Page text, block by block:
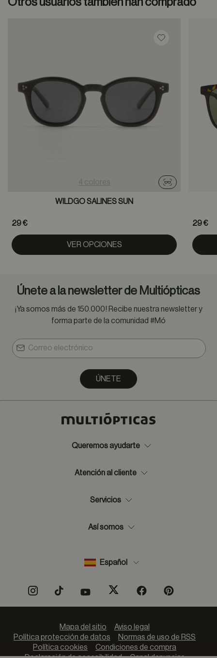
Guardar en
4 colores
Probador
WILDGO SALINES SUN
29 €
VER OPCIONES
29 €
Únete a la newsletter de Multiópticas
¡Ya somos más de 150.000! Recibe nuestra newsletter y
forma parte de la comunidad #Mó
ÚNETE
Queremos ayudarte
Atención al cliente
Servicios
Así somos
Español
Mapa del sitio
Aviso legal
Política protección de datos
Normas de uso de RSS
Política cookies
Condiciones de compra